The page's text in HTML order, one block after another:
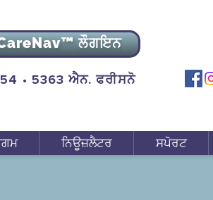
ਲੌਗਇਨ
• 5363 ਐਨ. ਫਰੀਸਨੋ
ਨਿਊਜ਼ਲੈਟਰ ਸਪੋਰਟ